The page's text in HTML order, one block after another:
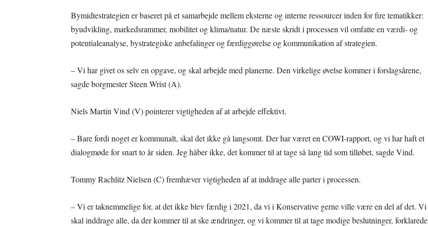
Bymidtestrategien er baseret på et samarbejde mellem eksterne og interne ressourcer inden for fire tematikker:
byudvikling, markedsrammer, mobilitet og klima/natur. De næste skridt i processen vil omfatte en værdi- og
potentialeanalyse, bystrategiske anbefalinger og færdiggørelse og kommunikation af strategien.
– Vi har givet os selv en opgave, og skal arbejde med planerne. Den virkelige øvelse kommer i forslagsårene,
sagde borgmester Steen Wrist (A).
Niels Martin Vind (V) pointerer vigtigheden af at arbejde effektivt.
– Bare fordi noget er kommunalt, skal det ikke gå langsomt. Der har været en COWI-rapport, og vi har haft et
dialogmøde for snart to år siden. Jeg håber ikke, det kommer til at tage så lang tid som tilløbet, sagde Vind.
Tommy Rachlitz Nielsen (C) fremhæver vigtigheden af at inddrage alle parter i processen.
– Vi er taknemmelige for, at det ikke blev færdig i 2021, da vi i Konservative gerne ville være en del af det. Vi
skal inddrage alle, da der kommer til at ske ændringer, og vi kommer til at tage modige beslutninger, forklarede